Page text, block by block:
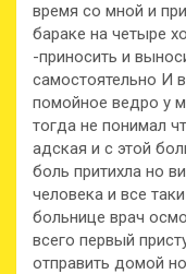
время со мной и
бараке на четыре
-приносить и
самостоятельно И
помойное ведро у
тогда не понимал
адская и с этой
боль притихла но
человека и все
больнице врач
всего первый
отправить домой